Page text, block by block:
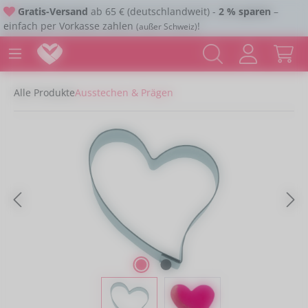
Zum Hauptinhalt springen
Gratis-Versand ab 65 € (deutschlandweit) - 2 % sparen –
einfach per Vorkasse zahlen (außer Schweiz)!
Alle ProdukteAusstechen & Prägen
Bildergalerie überspringen